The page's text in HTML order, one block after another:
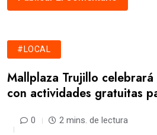
#LOCAL
Mallplaza Trujillo
con actividades gratuitas
0 2 mins. de lectura